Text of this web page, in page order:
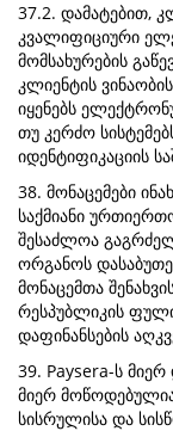
37.2. დამატებით,
კვალიფიციური
მომსახურების
კლიენტის
იყენებს
თუ კერძო
იდენტიფიკაციის
38. მონაცემები
საქმიანი
შესაძლოა
ორგანოს
მონაცემთა
რესპუბლიკის
დაფინანსების
39. Paysera-ს
მიერ
სისრულისა და